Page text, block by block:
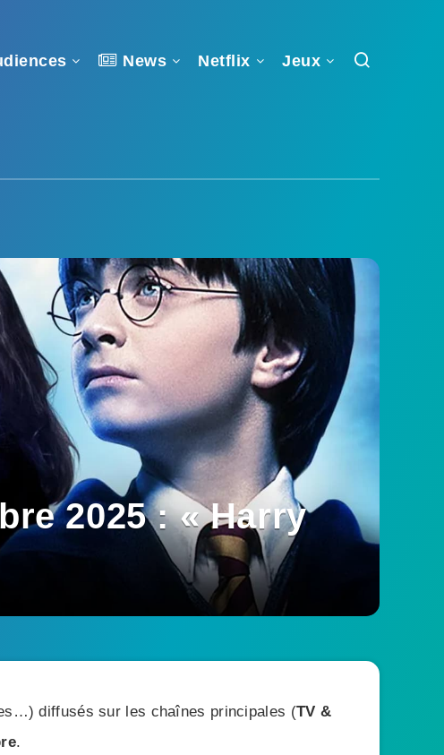
News Netflix Jeux
2025 : « Harry
diffusés sur les chaînes principales (TV &
.